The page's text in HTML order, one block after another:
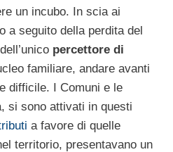
un incubo. In scia ai
a seguito della perdita del
percettore di
familiare, andare avanti
difficile. I Comuni e le
si sono attivati in questi
a favore di quelle
territorio, presentavano un